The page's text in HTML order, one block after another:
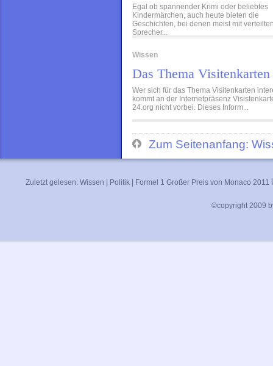
Egal ob spannender Krimi oder beliebtes
Kindermärchen, auch heute bieten die
Geschichten, bei denen meist mit
Sprecher...
Wissen
Das Thema Visitenkarten
Wer sich für das Thema Visitenkarten
kommt an der Internetpräsenz
24.org nicht vorbei. Dieses Inform...
Zum Seitenanfang:
Zuletzt gelesen: Wissen | Politik| Formel 1 Großer Preis von Monaco 2011
©copyright 2009